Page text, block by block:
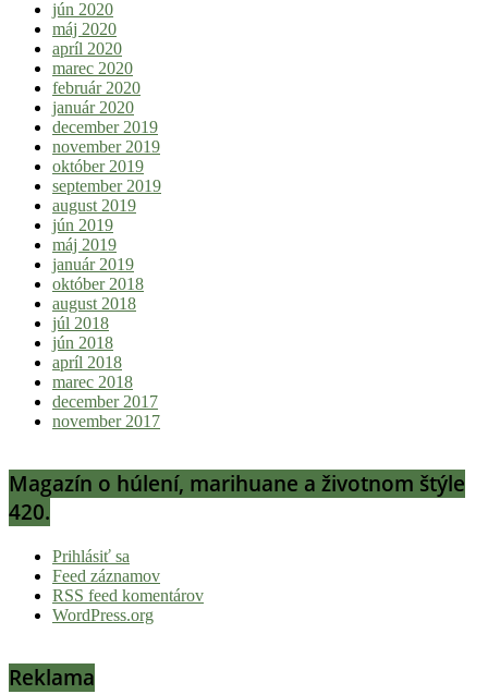
jún 2020
máj 2020
apríl 2020
marec 2020
február 2020
január 2020
december 2019
november 2019
október 2019
september 2019
august 2019
jún 2019
máj 2019
január 2019
október 2018
august 2018
júl 2018
jún 2018
apríl 2018
marec 2018
december 2017
november 2017
Magazín o húlení, marihuane a životnom štýle
420.
Prihlásiť sa
Feed záznamov
RSS feed komentárov
WordPress.org
Reklama